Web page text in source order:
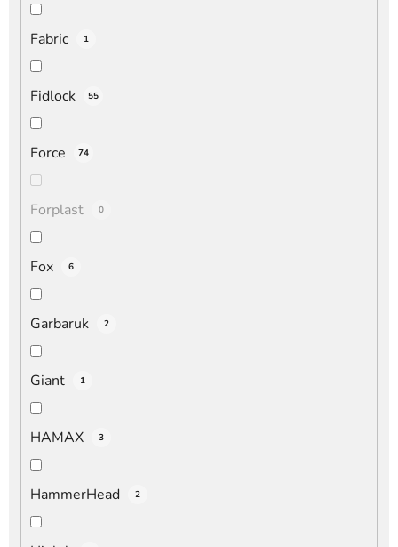
Fabric 1
Fidlock 55
Force 74
Forplast 0
Fox 6
Garbaruk 2
Giant 1
HAMAX 3
HammerHead 2